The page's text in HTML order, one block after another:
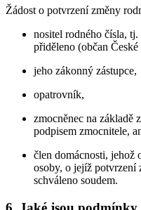
Žádost o potvrzení změny
nositel rodného čísla,
přiděleno (občan
jeho zákonný zástupce,
opatrovník,
zmocněnec na základě
podpisem zmocnitele,
člen domácnosti, jehož
osoby, o jejíž potvrzení
schváleno soudem.